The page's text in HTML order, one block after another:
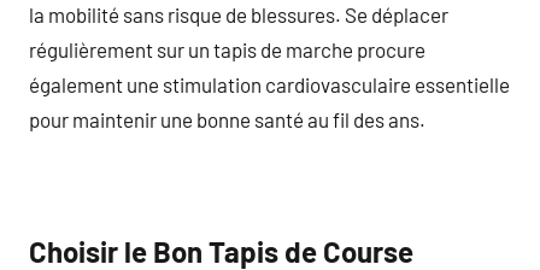
la mobilité sans risque de blessures. Se déplacer
régulièrement sur un tapis de marche procure
également une stimulation cardiovasculaire essentielle
pour maintenir une bonne santé au fil des ans.
Choisir le Bon Tapis de Course